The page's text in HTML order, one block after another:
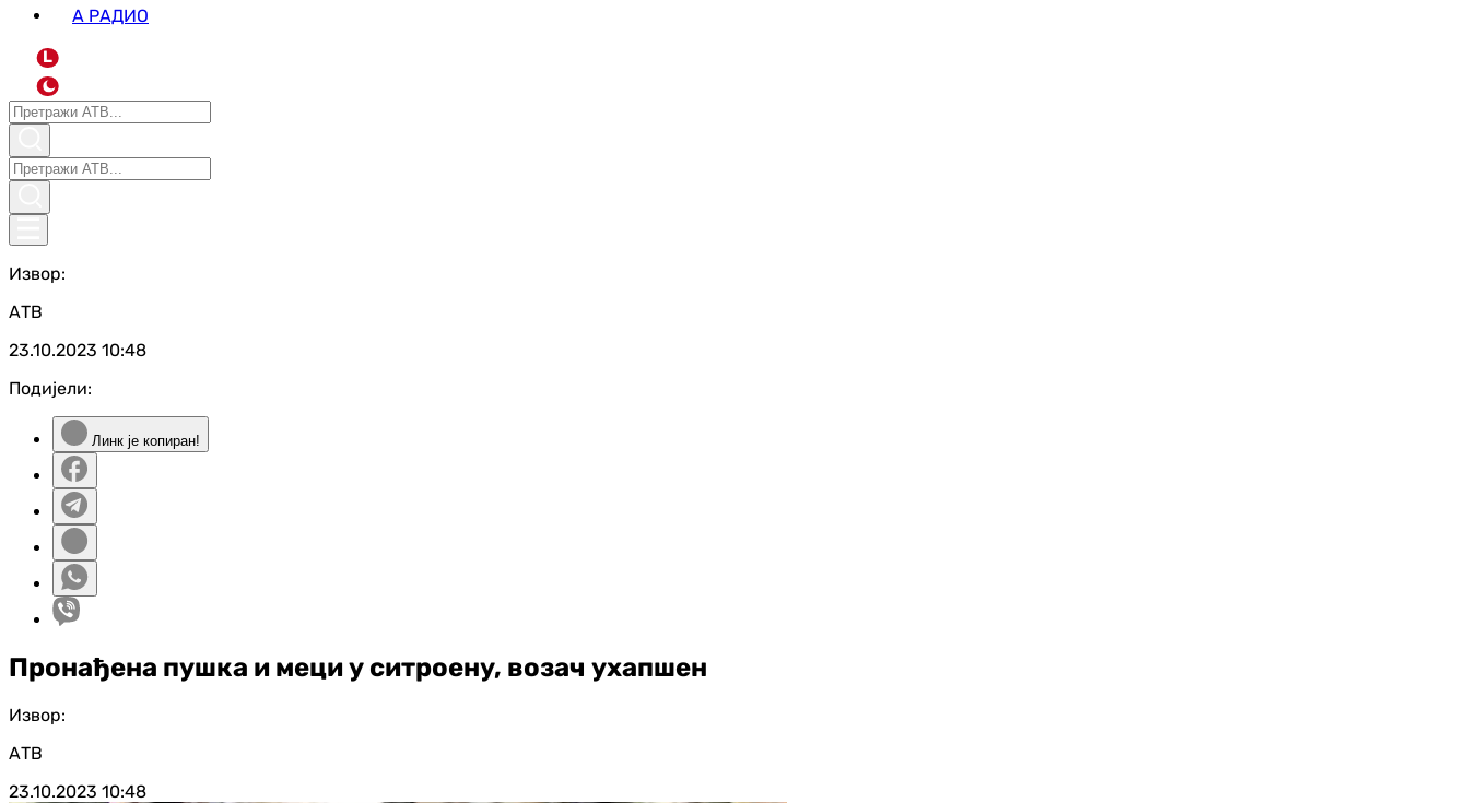
А РАДИО
L
Извор:
АТВ
23.10.2023 10:48
Подијели:
Линк је копиран!
Пронађена пушка и меци у ситроену, возач ухапшен
Извор:
АТВ
23.10.2023 10:48